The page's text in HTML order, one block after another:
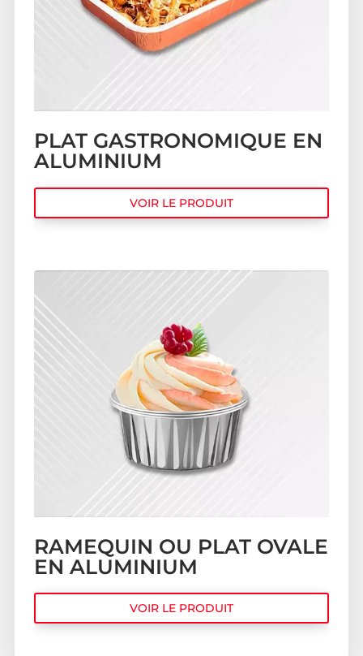
PLAT GASTRONOMIQUE EN
ALUMINIUM
VOIR LE PRODUIT
RAMEQUIN OU PLAT OVALE
EN ALUMINIUM
VOIR LE PRODUIT